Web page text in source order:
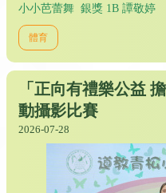
小小芭蕾舞 銀獎 1B 譚敬婷
體育
「正向有禮樂公益
動攝影比賽
2026-07-28